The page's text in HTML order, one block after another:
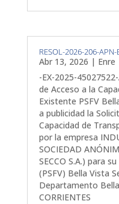
RESOL-2026-206-APN-
Abr 13, 2026 | Enre
-EX-2025-
de Acceso a la
Existente PSFV
a publicidad la
Capacidad de
por la empresa
SOCIEDAD
SECCO S.A.) para
(PSFV) Bella Vista
Departamento
CORRIENTES